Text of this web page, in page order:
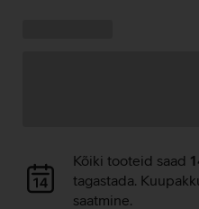
Andmete
laadimine
Kõiki tooteid saad
tagastada.
saatmine.